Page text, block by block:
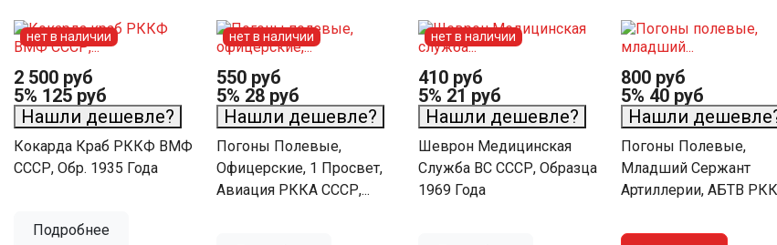
2 500 руб
5% 125 руб
Нашли дешевле?
Кокарда Краб РККФ ВМФ
СССР, Обр. 1935 Года
Подробнее
нет в наличии
550 руб
5% 28 руб
Нашли дешевле?
Погоны Полевые,
Офицерские, 1 Просвет,
Авиация РККА СССР,...
нет в наличии
410 руб
5% 21 руб
Нашли дешевле?
Шеврон Медицинская
Служба ВС СССР, Образца
1969 Года
нет в наличии
800 руб
5% 40 руб
Нашли
Погоны Полевые,
Младший Сержант
Артиллерии, АБТВ